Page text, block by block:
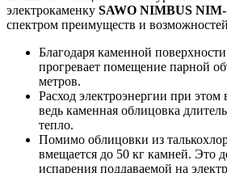
электрокаменку SAWO NIMBUS NIM-
спектром преимуществ и
Благодаря каменной
прогревает помещение парной
метров.
Расход электроэнергии при этом
ведь каменная облицовка
тепло.
Помимо облицовки из
вмещается до 50 кг камней. Это
испарения поддаваемой на